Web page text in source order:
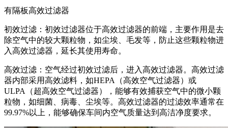
有隔板高效过滤器
初效过滤：初效过滤器位于高效过滤器的前端，主要作用是去
除空气中的较大颗粒物，如尘埃、毛发等，防止这些颗粒物进
入高效过滤器，延长其使用寿命。
高效过滤：空气经过初效过滤后，进入高效过滤器。高效过滤
器内部采用高效滤料，如HEPA（高效空气过滤器）或
ULPA（超高效空气过滤器），能够有效捕获空气中的微小颗
粒物，如细菌、病毒、尘埃等。高效过滤器的过滤效率通常在
99.97%以上，能够确保车间内空气质量达到高洁净度要求。